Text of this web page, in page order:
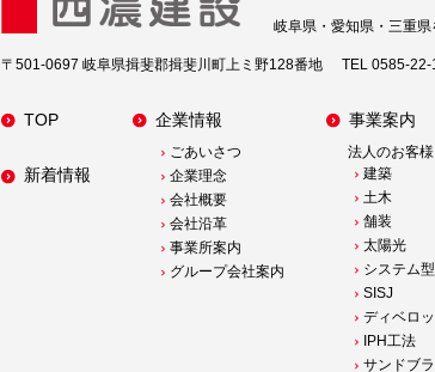
岐阜県・愛知県・三重県
〒501-0697 岐阜県揖斐郡揖斐川町上ミ野128番地 TEL 0585-22-
TOP
新着情報
企業情報
ごあいさつ
企業理念
会社概要
会社沿革
事業所案内
グループ会社案内
事業案内
法人のお客様
建築
土木
舗装
太陽光
システム
SISJ
ディベロ
IPH工法
サンドブ